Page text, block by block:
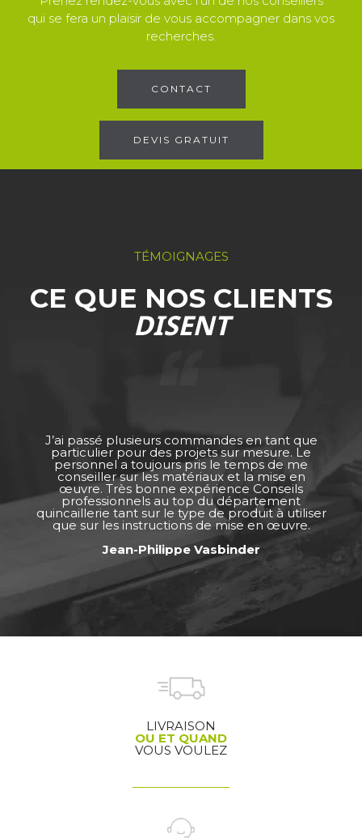
qui se fera un plaisir de vous accompagner dans vos
recherches.
CONTACT
DEVIS GRATUIT
TÉMOIGNAGES
CE QUE NOS CLIENTS
DISENT
J’ai passé plusieurs commandes en tant que
particulier pour des projets sur mesure. Le
personnel a toujours pris le temps de me
conseiller sur les matériaux et la mise en
œuvre. Très bonne expérience Conseils
professionnels au top du département
quincaillerie tant sur le type de produit à utiliser
que sur les instructions de mise en œuvre.
Jean-Philippe Vasbinder
LIVRAISON
OU ET QUAND
VOUS VOULEZ